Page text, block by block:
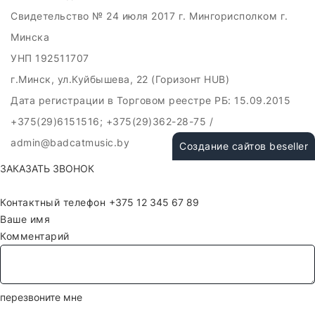
Свидетельство № 24 июля 2017 г. Мингорисполком г.
Минска
УНП 192511707
г.Минск, ул.Куйбышева, 22 (Горизонт HUB)
Дата регистрации в Торговом реестре РБ: 15.09.2015
+375(29)6151516; +375(29)362-28-75 /
admin@badcatmusic.by
Создание сайтов beseller
ЗАКАЗАТЬ ЗВОНОК
Контактный телефон
Ваше имя
Комментарий
перезвоните мне